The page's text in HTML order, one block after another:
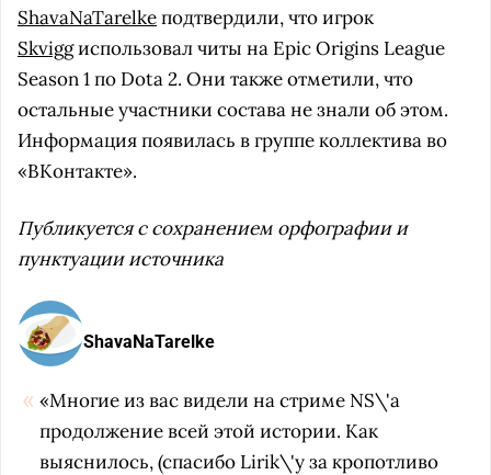
ShavaNaTarelkeподтвердили, что игрок
Skviggиспользовал читы на Epic Origins League
Season 1 по Dota 2. Они также отметили, что
остальные участники состава не знали об этом.
Информация появилась в группе коллектива во
«ВКонтакте».
Публикуется с сохранением орфографии и
пунктуации источника
ShavaNaTarelke
«Многие из вас видели на стриме NS\'a
продолжение всей этой истории. Как
выяснилось, (спасибо Lirik\'у за кропотливо